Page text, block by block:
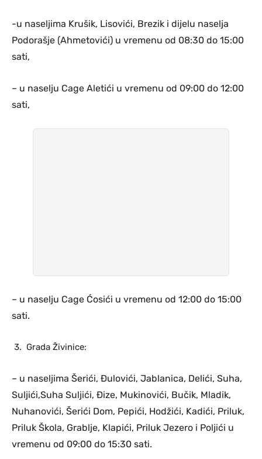
-u naseljima Krušik, Lisovići, Brezik i dijelu naselja
Podorašje (Ahmetovići) u vremenu od 08:30 do 15:00
sati,
– u naselju Cage Aletići u vremenu od 09:00 do 12:00
sati,
– u naselju Cage Ćosići u vremenu od 12:00 do 15:00
sati.
Grada Živinice:
– u naseljima Šerići, Đulovići, Jablanica, Delići, Suha,
Suljići,Suha Suljići, Đize, Mukinovići, Bučik, Mladik,
Nuhanovići, Šerići Dom, Pepići, Hodžići, Kadići, Priluk,
Priluk Škola, Grablje, Klapići, Priluk Jezero i Poljići u
vremenu od 09:00 do 15:30 sati.